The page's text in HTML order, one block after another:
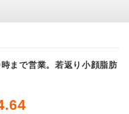
まで営業。若返り小顔脂肪